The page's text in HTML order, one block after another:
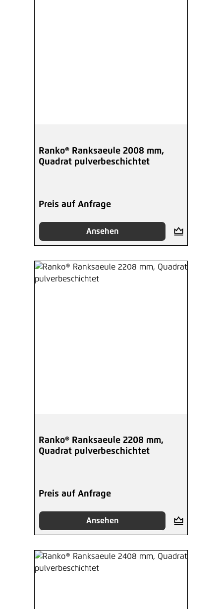
Ranko® Ranksaeule 2008 mm,
Quadrat pulverbeschichtet
Preis auf Anfrage
Ansehen
Ranko® Ranksaeule 2208 mm,
Quadrat pulverbeschichtet
Preis auf Anfrage
Ansehen